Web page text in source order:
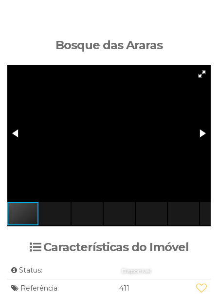
Bosque das Araras
Características do Imóvel
Status: Disponível
Referência: 411